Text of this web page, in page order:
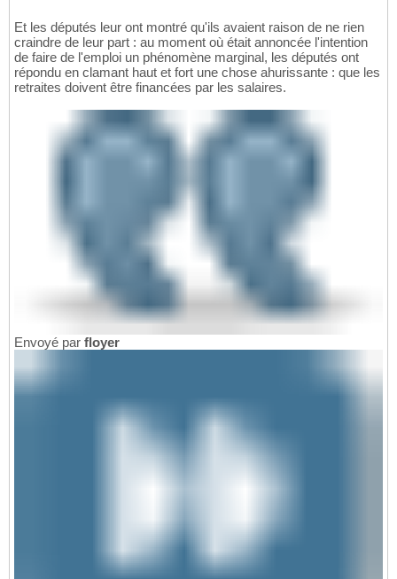
Et les députés leur ont montré qu'ils avaient raison de ne rien
craindre de leur part : au moment où était annoncée l'intention
de faire de l'emploi un phénomène marginal, les députés ont
répondu en clamant haut et fort une chose ahurissante : que les
retraites doivent être financées par les salaires.
Envoyé par floyer